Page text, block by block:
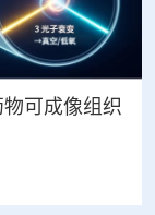
可成像组织